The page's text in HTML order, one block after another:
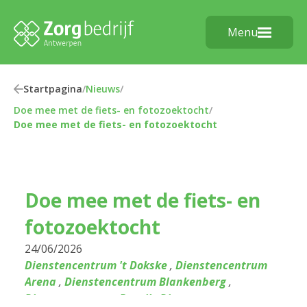
Menu
Startpagina/Nieuws/
Doe mee met de fiets- en fotozoektocht/
Doe mee met de fiets- en fotozoektocht
Doe mee met de fiets- en
fotozoektocht
24/06/2026
Dienstencentrum 't Dokske, Dienstencentrum
Arena , Dienstencentrum Blankenberg,
Dienstencentrum Bosuil
Dienstencentrum